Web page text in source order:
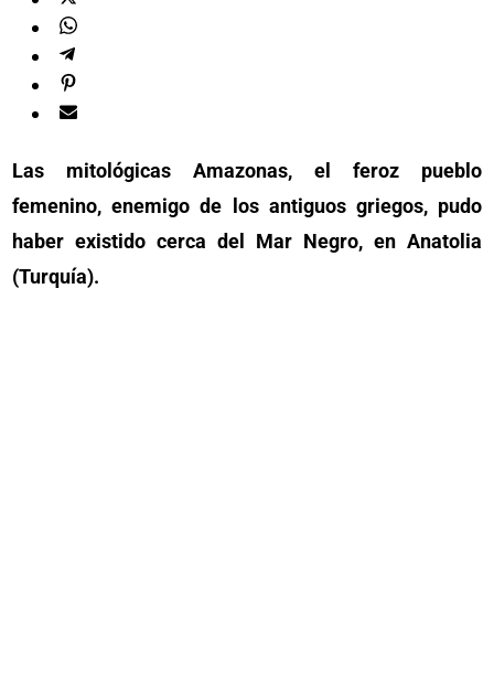
Las mitológicas Amazonas, el feroz pueblo
femenino, enemigo de los antiguos griegos, pudo
haber existido cerca del Mar Negro, en Anatolia
(Turquía).